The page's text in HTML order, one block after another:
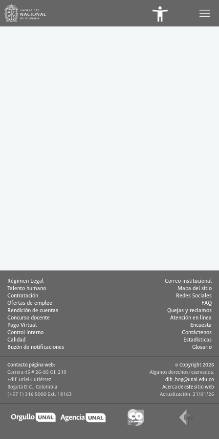
Régimen Legal
Talento humano
Contratación
Ofertas de empleo
Rendición de cuentas
Concurso docente
Pago Virtual
Control interno
Calidad
Buzón de notificaciones
Correo institucional
Mapa del sitio
Redes Sociales
FAQ
Quejas y reclamos
Atención en línea
Encuesta
Contáctenos
Estadísticas
Glosario
Contacto página web:
Carrera 45 # 26-85 Of. 219
Edif. Uriel Gutiérrez
Bogotá D.C., Colombia
(+57 1) 316 5000 Ext. 18163
© Copyright 2026
Algunos derechos reservados.
dib_bog@unal.edu.co
Acerca de este sitio web
Actualización: 21/01/26